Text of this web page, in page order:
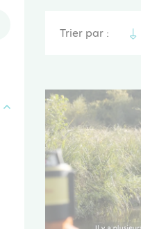
Trier par :